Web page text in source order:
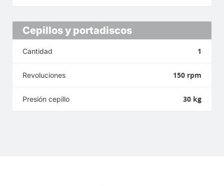
Cepillos y portadiscos
Cantidad 1
Revoluciones 150 rpm
Presión cepillo 30 kg